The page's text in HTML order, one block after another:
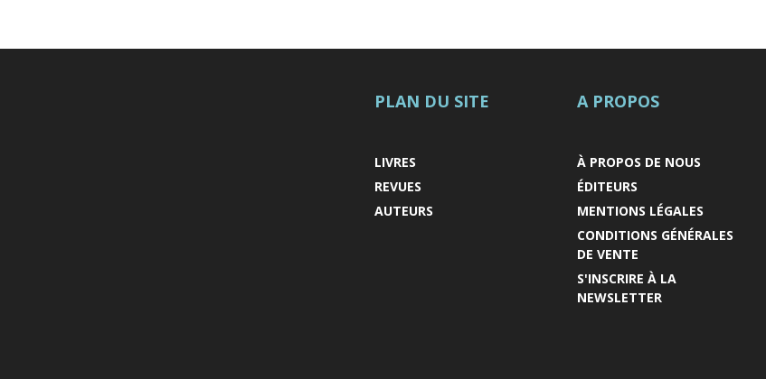
PLAN DU SITE
LIVRES
REVUES
AUTEURS
A PROPOS
À PROPOS DE NOUS
ÉDITEURS
MENTIONS LÉGALES
CONDITIONS GÉNÉRALES
DE VENTE
S'INSCRIRE À LA
NEWSLETTER